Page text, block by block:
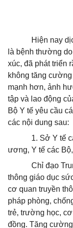
Hiện nay
là bệnh thường
xúc, đã phát triển
không tăng
mạnh hơn, ảnh
tập và lao động
Bộ Y tế yêu cầu
các nội dung sau:
1. Sở Y tế
ương, Y tế các
Chỉ đạo
thông giáo dục
cơ quan truyền
pháp phòng,
trẻ, trường học,
đồng. Tăng